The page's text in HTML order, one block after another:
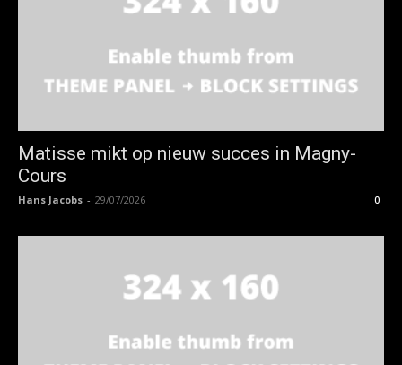
Matisse mikt op nieuw succes in Magny-
Cours
Hans Jacobs - 29/07/2026 0